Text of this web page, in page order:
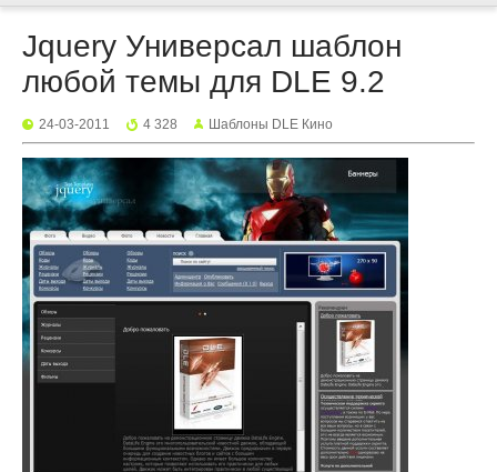
Jquery Универсал шаблон
любой темы для DLE 9.2
24-03-2011 4 328 Шаблоны DLE Кино